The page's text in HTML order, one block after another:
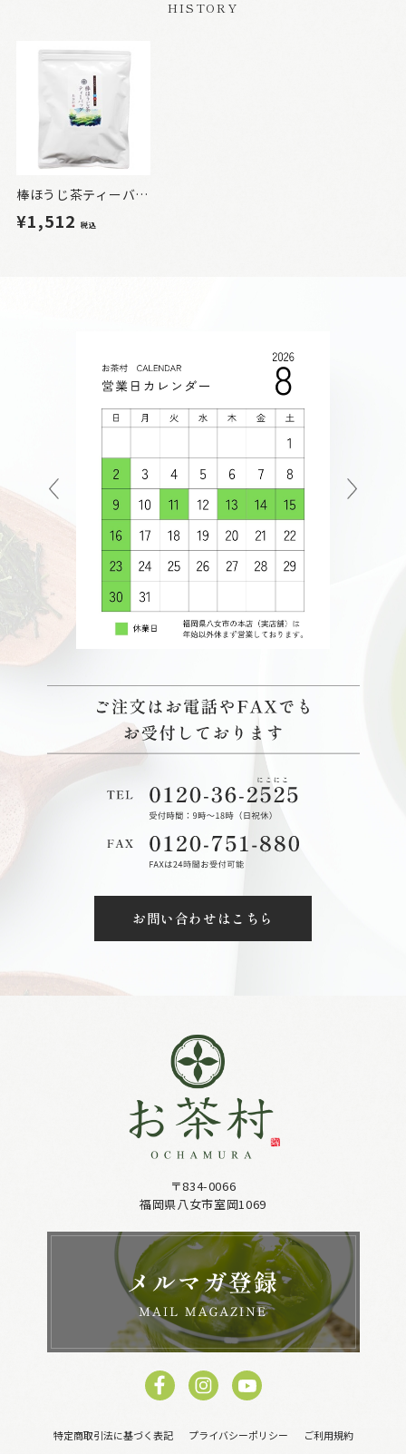
HISTORY
棒ほうじ茶ティーバッグ お徳用3g×50P
¥1,512税込
お問い合わせはこちら
〒834-0066
福岡県八女市室岡1069
特定商取引法に基づく表記 プライバシーポリシー ご利用規約